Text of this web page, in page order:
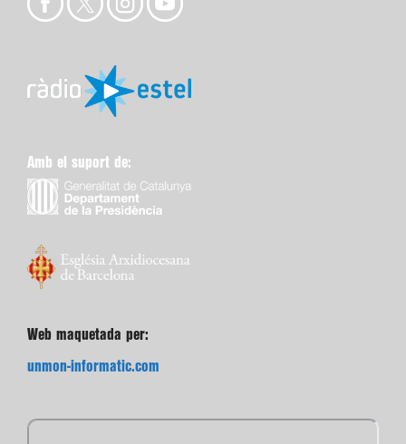
Amb el suport de:
Web maquetada per:
unmon-informatic.com